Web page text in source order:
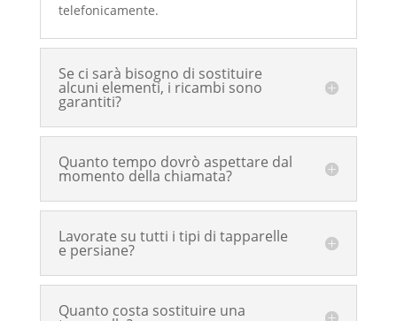
telefonicamente.
Se ci sarà bisogno di sostituire
alcuni elementi, i ricambi sono
garantiti?
Quanto tempo dovrò aspettare dal
momento della chiamata?
Lavorate su tutti i tipi di tapparelle
e persiane?
Quanto costa sostituire una